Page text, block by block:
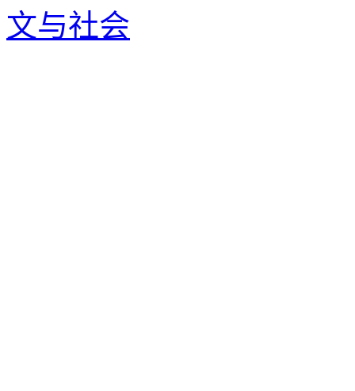
文与社会